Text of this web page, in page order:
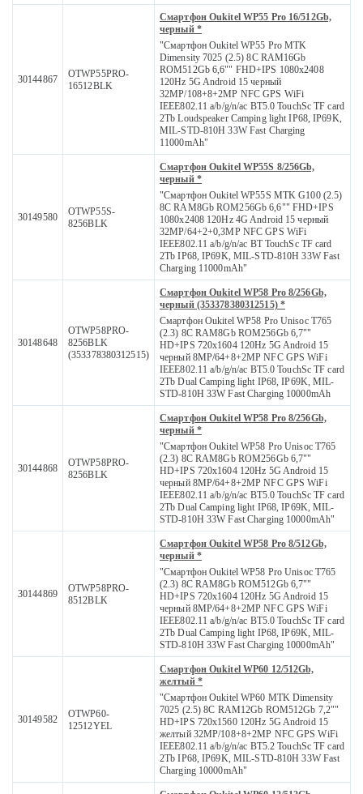
30144867
OTWP55PRO-
16512BLK
Смартфон Oukitel WP55 Pro 16/512Gb,
черный *
"Смартфон Oukitel WP55 Pro MTK
Dimensity 7025 (2.5) 8С RAM16Gb
ROM512Gb 6,6"" FHD+IPS 1080x2408
120Hz 5G Android 15 черный
32MP/108+8+2MP NFC GPS WiFi
IEEE802.11 a/b/g/n/ac BT5.0 TouchSc TF card
2Tb Loudspeaker Camping light IP68, IP69K,
MIL-STD-810H 33W Fast Charging
11000mAh"
30149580
OTWP55S-
8256BLK
Смартфон Oukitel WP55S 8/256Gb,
черный *
"Смартфон Oukitel WP55S MTK G100 (2.5)
8С RAM8Gb ROM256Gb 6,6"" FHD+IPS
1080x2408 120Hz 4G Android 15 черный
32MP/64+2+0,3MP NFC GPS WiFi
IEEE802.11 a/b/g/n/ac BT TouchSc TF card
2Tb IP68, IP69K, MIL-STD-810H 33W Fast
Charging 11000mAh"
30148648
OTWP58PRO-
8256BLK
(353378380312515)
Смартфон Oukitel WP58 Pro 8/256Gb,
черный (353378380312515) *
Смартфон Oukitel WP58 Pro Unisoc T765
(2.3) 8С RAM8Gb ROM256Gb 6,7""
HD+IPS 720x1604 120Hz 5G Android 15
черный 8MP/64+8+2MP NFC GPS WiFi
IEEE802.11 a/b/g/n/ac BT5.0 TouchSc TF card
2Tb Dual Camping light IP68, IP69K, MIL-
STD-810H 33W Fast Charging 10000mAh
30144868
OTWP58PRO-
8256BLK
Смартфон Oukitel WP58 Pro 8/256Gb,
черный *
"Смартфон Oukitel WP58 Pro Unisoc T765
(2.3) 8С RAM8Gb ROM256Gb 6,7""
HD+IPS 720x1604 120Hz 5G Android 15
черный 8MP/64+8+2MP NFC GPS WiFi
IEEE802.11 a/b/g/n/ac BT5.0 TouchSc TF card
2Tb Dual Camping light IP68, IP69K, MIL-
STD-810H 33W Fast Charging 10000mAh"
30144869
OTWP58PRO-
8512BLK
Смартфон Oukitel WP58 Pro 8/512Gb,
черный *
"Смартфон Oukitel WP58 Pro Unisoc T765
(2.3) 8С RAM8Gb ROM512Gb 6,7""
HD+IPS 720x1604 120Hz 5G Android 15
черный 8MP/64+8+2MP NFC GPS WiFi
IEEE802.11 a/b/g/n/ac BT5.0 TouchSc TF card
2Tb Dual Camping light IP68, IP69K, MIL-
STD-810H 33W Fast Charging 10000mAh"
30149582
OTWP60-
12512YEL
Смартфон Oukitel WP60 12/512Gb,
желтый *
"Смартфон Oukitel WP60 MTK Dimensity
7025 (2.5) 8С RAM12Gb ROM512Gb 7,2""
HD+IPS 720x1560 120Hz 5G Android 15
желтый 32MP/108+8+2MP NFC GPS WiFi
IEEE802.11 a/b/g/n/ac BT5.2 TouchSc TF card
2Tb IP68, IP69K, MIL-STD-810H 33W Fast
Charging 10000mAh"